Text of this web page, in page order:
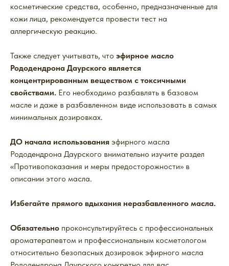
косметические средства, особенно, предназначенные для
кожи лица, рекомендуется провести тест на
аллергическую реакцию.
Также следует учитывать, что эфирное масло
Рододендрона Даурского является
концентрированным веществом с токсичными
свойствами. Его необходимо разбавлять в базовом
масле и даже в разбавленном виде использовать в самых
минимальных дозировках.
ДО начала использования эфирного масла
Рододендрона Даурского внимательно изучите раздел
«Противопоказания и меры предосторожности» в
описании этого масла.
Избегайте прямого вдыхания неразбавленного масла.
Обязательно проконсультируйтесь с профессиональных
ароматерапевтом и профессиональным косметологом
относительно безопасных дозировок эфирного масла